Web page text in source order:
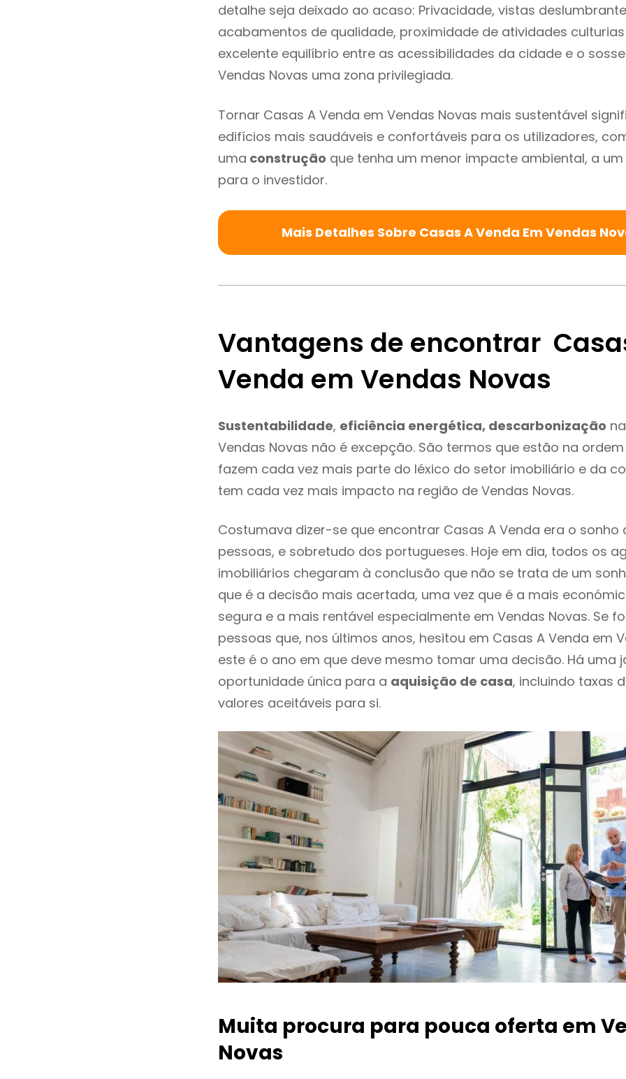
detalhe seja deixado ao acaso: Privacidade, vistas
acabamentos de qualidade, proximidade de atividades
excelente equilíbrio entre as acessibilidades da cidade e o
Vendas Novas uma zona privilegiada.
Tornar Casas A Venda em Vendas Novas mais sustentável
edifícios mais saudáveis e confortáveis para os utilizadores,
uma construção que tenha um menor impacte ambiental, a
para o investidor.
Mais Detalhes Sobre Casas A Venda Em Vendas
Vantagens de encontrar
Venda em Vendas Novas
Sustentabilidade, eficiência energética, descarbonização
Vendas Novas não é excepção. São termos que estão na
fazem cada vez mais parte do léxico do setor imobiliário e da
tem cada vez mais impacto na região de Vendas Novas.
Costumava dizer-se que encontrar Casas A Venda era o sonho
pessoas, e sobretudo dos portugueses. Hoje em dia, todos os
imobiliários chegaram à conclusão que não se trata de um
que é a decisão mais acertada, uma vez que é a mais
segura e a mais rentável especialmente em Vendas Novas. Se
pessoas que, nos últimos anos, hesitou em Casas A Venda em
este é o ano em que deve mesmo tomar uma decisão. Há uma
oportunidade única para a aquisição de casa, incluindo taxas
valores aceitáveis para si.
Muita procura para pouca oferta em
Novas